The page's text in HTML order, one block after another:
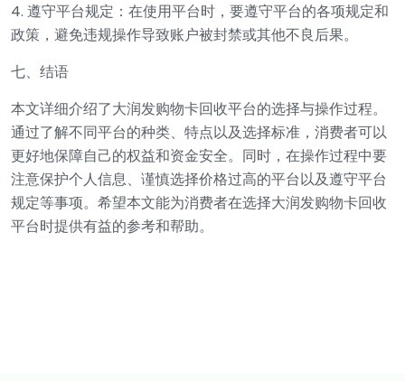
4. 遵守平台规定：在使用平台时，要遵守平台的各项规定和
政策，避免违规操作导致账户被封禁或其他不良后果。
七、结语
本文详细介绍了大润发购物卡回收平台的选择与操作过程。
通过了解不同平台的种类、特点以及选择标准，消费者可以
更好地保障自己的权益和资金安全。同时，在操作过程中要
注意保护个人信息、谨慎选择价格过高的平台以及遵守平台
规定等事项。希望本文能为消费者在选择大润发购物卡回收
平台时提供有益的参考和帮助。